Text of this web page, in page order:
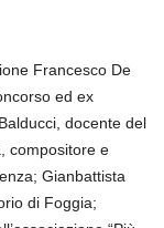
Francesco De
ed ex
docente del
compositore e
Gianbattista
di Foggia;